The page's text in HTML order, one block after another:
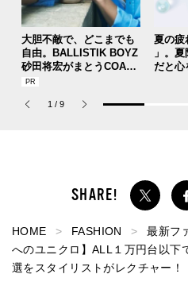
大胆不敵で、どこまでも
自由。BALLISTIK BOYZ
砂田将宏がまとうCOACH
の新作フレグランス「コ
パルファム」
夏の疲
」。
だと心
1 / 9
HOME FASHION 最新フ
へのユニクロ】ALL１万円台以下
選をスタイリストがレクチャー！